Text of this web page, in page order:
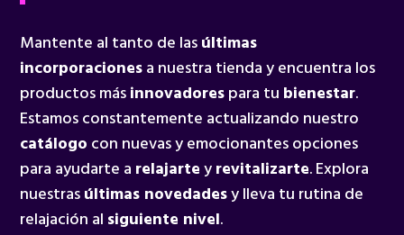
Mantente al tanto de lasúltimas
incorporacionesa nuestra tienda y encuentra los
productos másinnovadorespara tu bienestar.
Estamos constantemente actualizando nuestro
catálogo con nuevas y emocionantes opciones
para ayudarte a relajarteyrevitalizarte. Explora
nuestrasúltimas novedadesy lleva tu rutina de
relajación al siguiente nivel.